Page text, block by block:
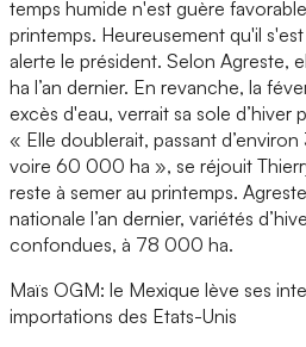
temps humide n'est guère
printemps. Heureusement qu'il
alerte le président. Selon Agreste,
ha l’an dernier. En revanche, la
excès d'eau, verrait sa sole d’hiver
« Elle doublerait, passant
voire 60 000 ha », se réjouit
reste à semer au printemps.
nationale l’an dernier, variétés
confondues, à 78 000 ha.
Maïs OGM: le Mexique lève ses
importations des Etats-Unis